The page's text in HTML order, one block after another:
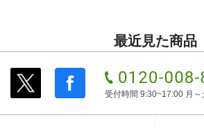
最近見た商品
受付時間 9:30~17:00 月～